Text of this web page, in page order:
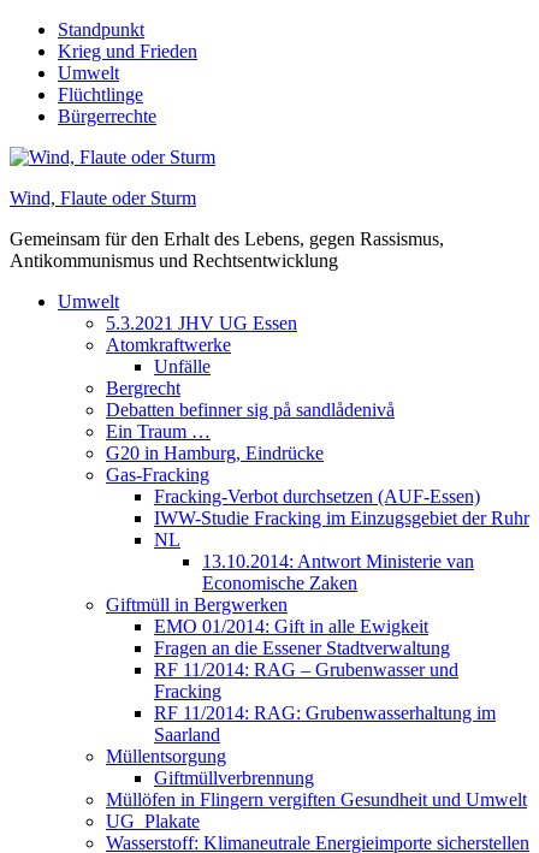
Skip
content
Standpunkt
Krieg und Frieden
Umwelt
Flüchtlinge
Bürgerrechte
Wind, Flaute oder Sturm
Gemeinsam für den Erhalt des Lebens, gegen Rassismus,
Antikommunismus und Rechtsentwicklung
Umwelt
5.3.2021 JHV UG Essen
Atomkraftwerke
Unfälle
Bergrecht
Debatten befinner sig på sandlådenivå
Ein Traum …
G20 in Hamburg, Eindrücke
Gas-Fracking
Fracking-Verbot durchsetzen (AUF-Essen)
IWW-Studie Fracking im Einzugsgebiet der Ruhr
NL
13.10.2014: Antwort Ministerie van
Economische Zaken
Giftmüll in Bergwerken
EMO 01/2014: Gift in alle Ewigkeit
Fragen an die Essener Stadtverwaltung
RF 11/2014: RAG – Grubenwasser und
Fracking
RF 11/2014: RAG: Grubenwasserhaltung im
Saarland
Müllentsorgung
Giftmüllverbrennung
Müllöfen in Flingern vergiften Gesundheit und Umwelt
UG_Plakate
Wasserstoff: Klimaneutrale Energieimporte sicherstellen